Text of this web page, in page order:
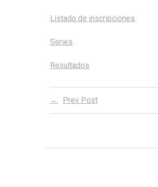
Listado de inscripciones
Series
Resultados
Prev Post